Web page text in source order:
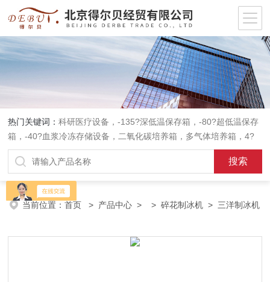
热门关键词：科研医疗设备，-135?深低温保存箱，-80?超低温保存
箱，-40?血浆冷冻存储设备，二氧化碳培养箱，多气体培养箱，4?
血液冷藏箱，药品冷藏箱；实验室设备，环境实验箱，植物培养箱，
高温恒温培养箱，低温恒温培养箱，碎花型制冰机；消毒灭菌设备，
高压蒸汽灭菌器等。
当前位置：首页 > 产品中心 > >碎花制冰机 > 三洋制冰机